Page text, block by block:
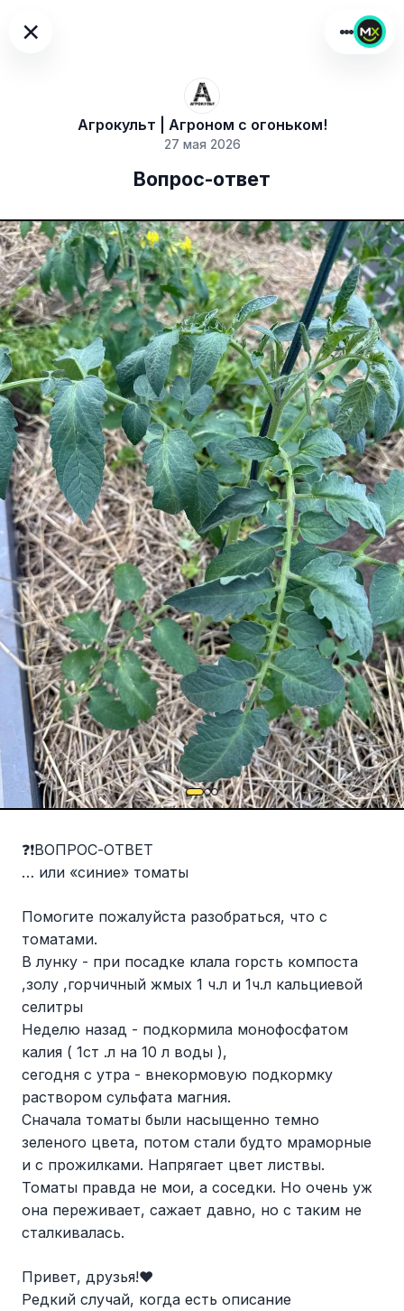
×
Агрокульт | Агроном с огоньком!
27 мая 2026
Вопрос-ответ
❓❗️ВОПРОС-ОТВЕТ
… или «синие» томаты
Помогите пожалуйста разобраться, что с
томатами.
В лунку - при посадке клала горсть компоста
,золу ,горчичный жмых 1 ч.л и 1ч.л кальциевой
селитры
Неделю назад - подкормила монофосфатом
калия ( 1ст .л на 10 л воды ),
сегодня с утра - внекормовую подкормку
раствором сульфата магния.
Сначала томаты были насыщенно темно
зеленого цвета, потом стали будто мраморные
и с прожилками. Напрягает цвет листвы.
Томаты правда не мои, а соседки. Но очень уж
она переживает, сажает давно, но с таким не
сталкивалась.
Привет, друзья!❤️
Редкий случай, когда есть описание